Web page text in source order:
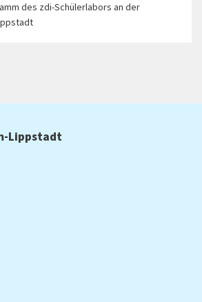
des zdi-Schülerlabors an der
Lippstadt